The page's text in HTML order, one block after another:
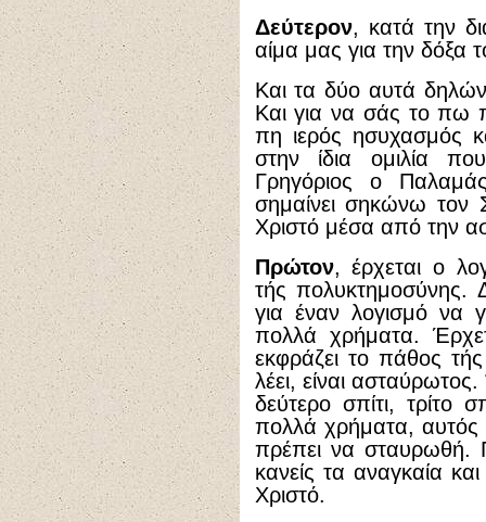
Δεύτερον, κατά την
αίμα μας για την δόξα
Και τα δύο αυτά
Και για να σάς το πω
πη ιερός ησυχασμός
στην ίδια ομιλία
Γρηγόριος ο
σημαίνει σηκώνω τον
Χριστό μέσα από την
Πρώτον, έρχεται ο
τής πολυκτημοσύνης.
για έναν λογισμό να
πολλά χρήματα.
εκφράζει το πάθος
λέει, είναι
δεύτερο σπίτι, τρίτο
πολλά χρήματα, αυτός
πρέπει να σταυρωθή.
κανείς τα αναγκαία
Χριστό.